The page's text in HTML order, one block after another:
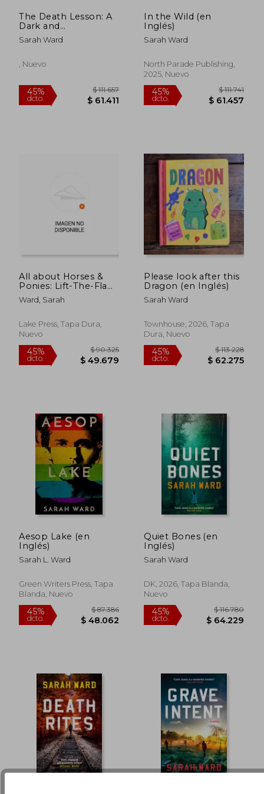
45%
dcto.
$ 111.657
$ 61.411
45%
dcto.
The Death Lesson: A
Dark and
Unputdownable
Welsh Crime Thriller
Crime Thriller) (en
Sarah Ward
, Nuevo
dcto. $ 61.411
In the Wild (en
Inglés)
Sarah Ward
North Parade Publishing,
2025, Nuevo
dcto.
All about Horses &
Ponies: Lift-The-Flap
Book: Board Book
with Over 50 Flaps to
Ward, Sarah
Lake Press, Tapa Dura,
Nuevo
Please look after this
Dragon (en Inglés)
Sarah Ward
Townhouse, 2026, Tapa
Dura, Nuevo
Aesop Lake (en
Inglés)
Sarah L. Ward
Green Writers Press, Tapa
Blanda, Nuevo
Quiet Bones (en
Inglés)
Sarah Ward
DK, 2026, Tapa Blanda,
Nuevo